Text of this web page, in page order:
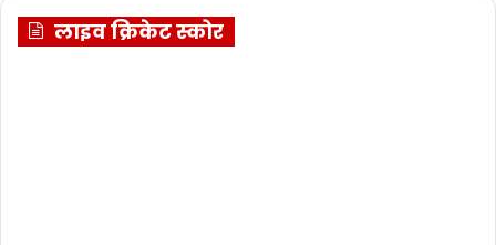
लाइव क्रिकेट स्कोर